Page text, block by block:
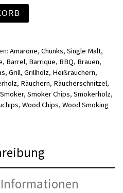
Amarone, Chunks, Single Malt,
, Barrel, Barrique, BBQ, Brauen,
, Grill, Grillholz, Heißräuchern,
, Räuchern, Räucherschnitzel,
Smoker, Smoker Chips, Smokerholz,
, Wood Chips, Wood Smoking